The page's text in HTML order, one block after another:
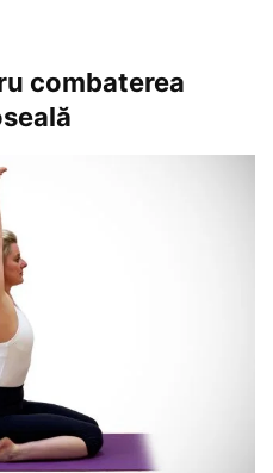
combaterea